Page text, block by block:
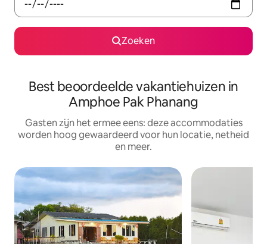
Zoeken
Best beoordeelde vakantiehuizen in
Amphoe Pak Phanang
Gasten zijn het ermee eens: deze accommodaties
worden hoog gewaardeerd voor hun locatie, netheid
en meer.